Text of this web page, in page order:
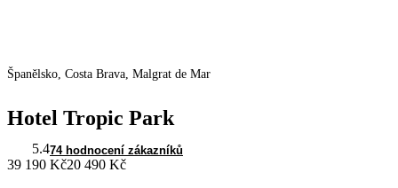
Španělsko, Costa Brava, Malgrat de Mar
Hotel Tropic Park
5.474 hodnocení zákazníků
39 190 Kč20 490 Kč